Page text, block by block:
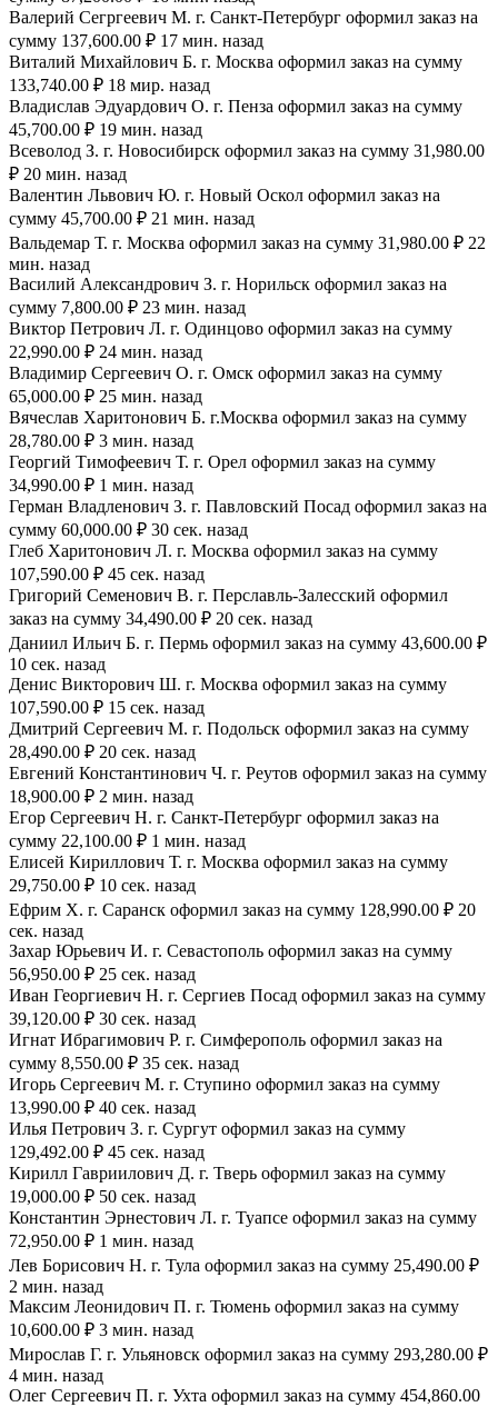
Валерий Сегргеевич М. г. Санкт-Петербург оформил заказ на
сумму 137,600.00 ₽ 17 мин. назад
Виталий Михайлович Б. г. Москва оформил заказ на сумму
133,740.00 ₽ 18 мир. назад
Владислав Эдуардович О. г. Пенза оформил заказ на сумму
45,700.00 ₽ 19 мин. назад
Всеволод З. г. Новосибирск оформил заказ на сумму 31,980.00
₽ 20 мин. назад
Валентин Львович Ю. г. Новый Оскол оформил заказ на
сумму 45,700.00 ₽ 21 мин. назад
Вальдемар Т. г. Москва оформил заказ на сумму 31,980.00 ₽ 22
мин. назад
Василий Александрович З. г. Норильск оформил заказ на
сумму 7,800.00 ₽ 23 мин. назад
Виктор Петрович Л. г. Одинцово оформил заказ на сумму
22,990.00 ₽ 24 мин. назад
Владимир Сергеевич О. г. Омск оформил заказ на сумму
65,000.00 ₽ 25 мин. назад
Вячеслав Харитонович Б. г.Москва оформил заказ на сумму
28,780.00 ₽ 3 мин. назад
Георгий Тимофеевич Т. г. Орел оформил заказ на сумму
34,990.00 ₽ 1 мин. назад
Герман Владленович З. г. Павловский Посад оформил заказ на
сумму 60,000.00 ₽ 30 сек. назад
Глеб Харитонович Л. г. Москва оформил заказ на сумму
107,590.00 ₽ 45 сек. назад
Григорий Семенович В. г. Перславль-Залесский оформил
заказ на сумму 34,490.00 ₽ 20 сек. назад
Даниил Ильич Б. г. Пермь оформил заказ на сумму 43,600.00 ₽
10 сек. назад
Денис Викторович Ш. г. Москва оформил заказ на сумму
107,590.00 ₽ 15 сек. назад
Дмитрий Сергеевич М. г. Подольск оформил заказ на сумму
28,490.00 ₽ 20 сек. назад
Евгений Константинович Ч. г. Реутов оформил заказ на сумму
18,900.00 ₽ 2 мин. назад
Егор Сергеевич Н. г. Санкт-Петербург оформил заказ на
сумму 22,100.00 ₽ 1 мин. назад
Елисей Кириллович Т. г. Москва оформил заказ на сумму
29,750.00 ₽ 10 сек. назад
Ефрим Х. г. Саранск оформил заказ на сумму 128,990.00 ₽ 20
сек. назад
Захар Юрьевич И. г. Севастополь оформил заказ на сумму
56,950.00 ₽ 25 сек. назад
Иван Георгиевич Н. г. Сергиев Посад оформил заказ на сумму
39,120.00 ₽ 30 сек. назад
Игнат Ибрагимович Р. г. Симферополь оформил заказ на
сумму 8,550.00 ₽ 35 сек. назад
Игорь Сергеевич М. г. Ступино оформил заказ на сумму
13,990.00 ₽ 40 сек. назад
Илья Петрович З. г. Сургут оформил заказ на сумму
129,492.00 ₽ 45 сек. назад
Кирилл Гавриилович Д. г. Тверь оформил заказ на сумму
19,000.00 ₽ 50 сек. назад
Константин Эрнестович Л. г. Туапсе оформил заказ на сумму
72,950.00 ₽ 1 мин. назад
Лев Борисович Н. г. Тула оформил заказ на сумму 25,490.00 ₽
2 мин. назад
Максим Леонидович П. г. Тюмень оформил заказ на сумму
10,600.00 ₽ 3 мин. назад
Мирослав Г. г. Ульяновск оформил заказ на сумму 293,280.00 ₽
4 мин. назад
Олег Сергеевич П. г. Ухта оформил заказ на сумму 454,860.00